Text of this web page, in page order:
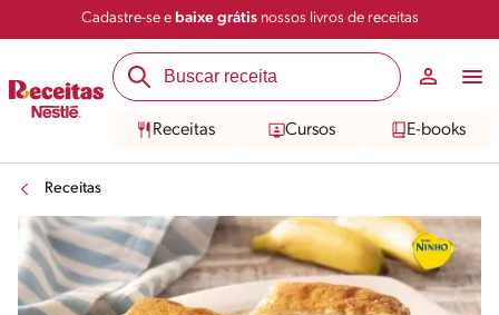
Cadastre-se e baixe grátisnossos livros de receitas
Receitas Cursos E-books
Receitas
Salvar Compartilhar